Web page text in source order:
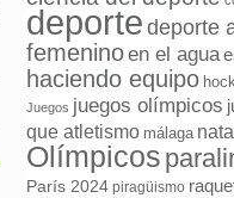
deporte deporte
femeninoen el agua
haciendo equipo
Juegos juegos olímpicos
que atletismo málaga
Olímpicos
París 2024 piragüismo